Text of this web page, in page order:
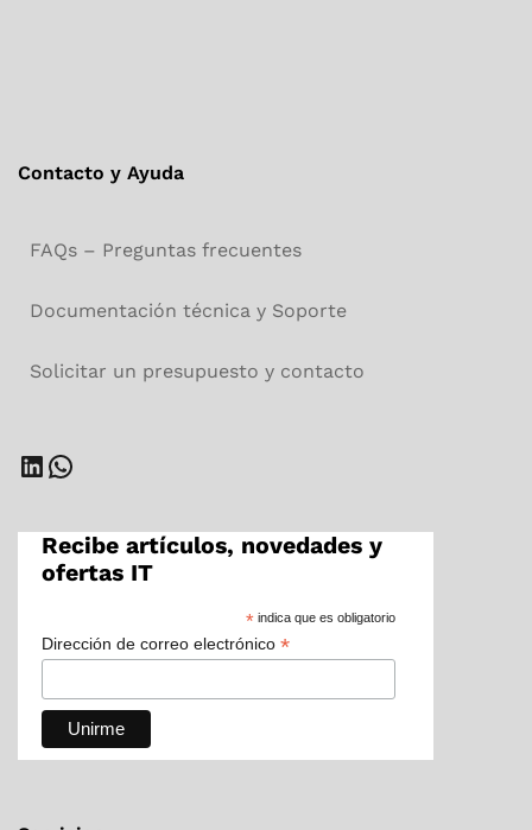
Contacto y Ayuda
FAQs – Preguntas frecuentes
Documentación técnica y Soporte
Solicitar un presupuesto y contacto
LinkedIn
WhatsApp
Recibe artículos, novedades y
ofertas IT
*indica que es obligatorio
Dirección de correo electrónico *